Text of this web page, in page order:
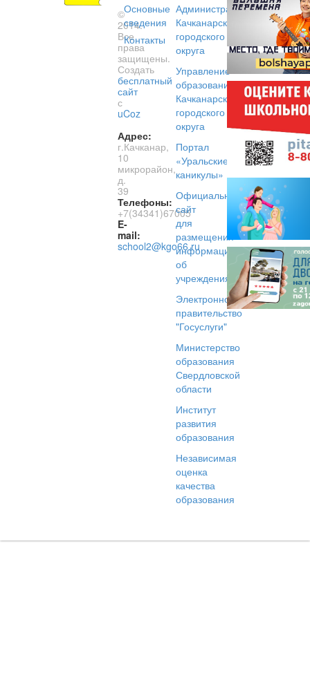
©
2014.
Все
права
защищены.
Создать
бесплатный
сайт
с
uCoz
Адрес:
г.Качканар,
10
микрорайон,
д.
39
Телефоны:
+7(34341)67005
E-
mail:
school2@kgo66.ru
Основные
сведения
Контакты
Администрация
Качканарского
городского
округа
Управление
образованием
Качканарского
городского
округа
Портал
«Уральские
каникулы»
Официальный
сайт
для
размещения
информации
об
учреждениях
Электронное
правительство
"Госуслуги"
Министерство
образования
Свердловской
области
Институт
развития
образования
Независимая
оценка
качества
образования